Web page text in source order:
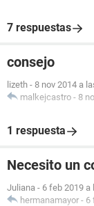
7 respuestas
consejo
lizeth - 8 nov 2014 a
malkejcastro - 8
1 respuesta
Necesito un
Juliana - 6 feb 2019 a
hermanamayor - 6